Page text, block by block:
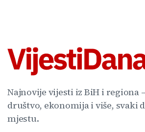
Najnovije vijesti iz BiH i regiona
društvo, ekonomija i više, svaki
mjestu.